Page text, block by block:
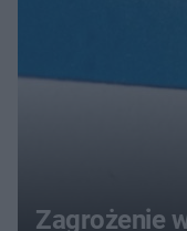
Zagrożenie